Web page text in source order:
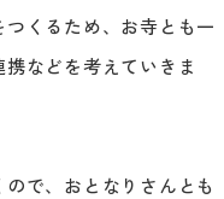
くるため、お寺とも一
などを考えていきま
で、おとなりさんとも